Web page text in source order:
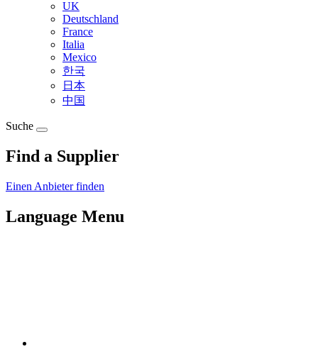
UK
Deutschland
France
Italia
Mexico
한국
日本
中国
Suche
Find a Supplier
Einen Anbieter finden
Language Menu